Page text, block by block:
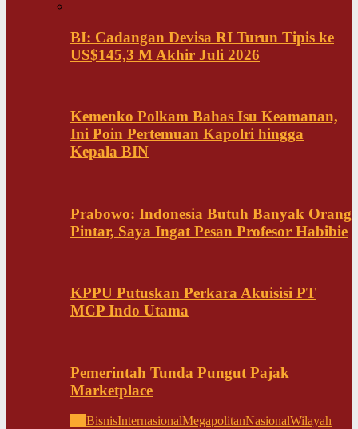
BI: Cadangan Devisa RI Turun Tipis ke
US$145,3 M Akhir Juli 2026
Kemenko Polkam Bahas Isu Keamanan,
Ini Poin Pertemuan Kapolri hingga
Kepala BIN
Prabowo: Indonesia Butuh Banyak Orang
Pintar, Saya Ingat Pesan Profesor Habibie
KPPU Putuskan Perkara Akuisisi PT
MCP Indo Utama
Pemerintah Tunda Pungut Pajak
Marketplace
BisnisInternasionalMegapolitanNasionalWilayah